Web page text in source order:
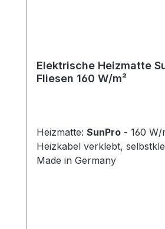
Elektrische Heizmatte
Fliesen 160 W/m²
Heizmatte: SunPro - 160 W/
Heizkabel verklebt,
Made in Germany